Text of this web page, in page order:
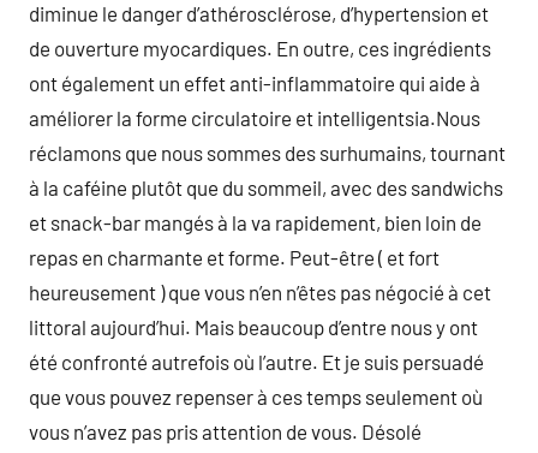
diminue le danger d’athérosclérose, d’hypertension et
de ouverture myocardiques. En outre, ces ingrédients
ont également un effet anti-inflammatoire qui aide à
améliorer la forme circulatoire et intelligentsia.Nous
réclamons que nous sommes des surhumains, tournant
à la caféine plutôt que du sommeil, avec des sandwichs
et snack-bar mangés à la va rapidement, bien loin de
repas en charmante et forme. Peut-être ( et fort
heureusement ) que vous n’en n’êtes pas négocié à cet
littoral aujourd’hui. Mais beaucoup d’entre nous y ont
été confronté autrefois où l’autre. Et je suis persuadé
que vous pouvez repenser à ces temps seulement où
vous n’avez pas pris attention de vous. Désolé